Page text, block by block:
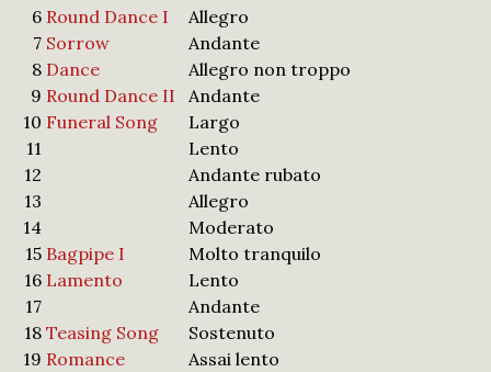
6 Round Dance I
Allegro
7 Sorrow
Andante
8 Dance
Allegro non troppo
9 Round Dance II
Andante
10 Funeral Song
Largo
11
Lento
12
Andante rubato
13
Allegro
14
Moderato
15 Bagpipe I
Molto tranquilo
16 Lamento
Lento
17
Andante
18 Teasing Song
Sostenuto
19 Romance
Assai lento